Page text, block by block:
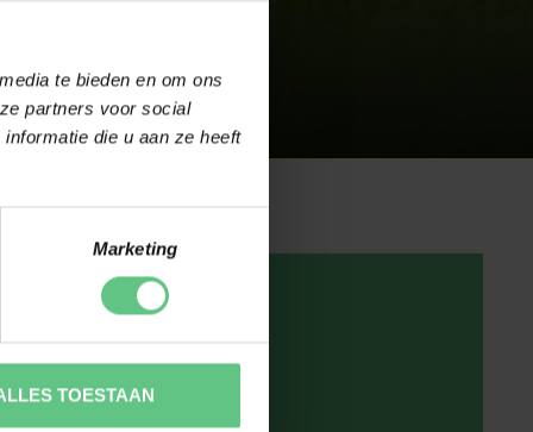
te bieden en om ons
partners voor social
die u aan ze heeft
Marketing
TOESTAAN